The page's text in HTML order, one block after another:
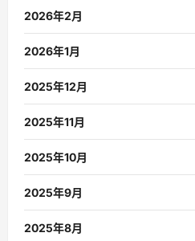
2026年2月
2026年1月
2025年12月
2025年11月
2025年10月
2025年9月
2025年8月